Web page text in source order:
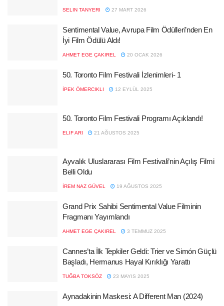
SELIN TANYERI 27 MART 2026
Sentimental Value, Avrupa Film Ödülleri’nden En
İyi Film Ödülü Aldı!
AHMET EGE ÇAKIREL 20 OCAK 2026
50. Toronto Film Festivali İzlenimleri- 1
İPEK ÖMERCIKLI 12 EYLÜL 2025
50. Toronto Film Festivali Programı Açıklandı!
ELIF ARI 21 AĞUSTOS 2025
Ayvalık Uluslararası Film Festivali’nin Açılış Filmi
Belli Oldu
İREM NAZ GÜVEL 19 AĞUSTOS 2025
Grand Prix Sahibi Sentimental Value Filminin
Fragmanı Yayımlandı
AHMET EGE ÇAKIREL 3 TEMMUZ 2025
Cannes’ta İlk Tepkiler Geldi: Trier ve Simón Güçlü
Başladı, Hermanus Hayal Kırıklığı Yarattı
TUĞBA TOKSÖZ 23 MAYIS 2025
Aynadakinin Maskesi: A Different Man (2024)